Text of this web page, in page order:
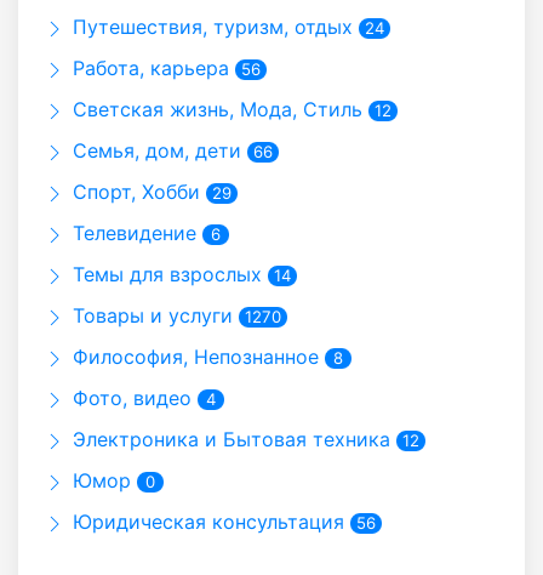
Путешествия, туризм, отдых 24
Работа, карьера 56
Светская жизнь, Мода, Стиль 12
Семья, дом, дети 66
Спорт, Хобби 29
Телевидение 6
Темы для взрослых 14
Товары и услуги 1270
Философия, Непознанное 8
Фото, видео 4
Электроника и Бытовая техника 12
Юмор 0
Юридическая консультация 56